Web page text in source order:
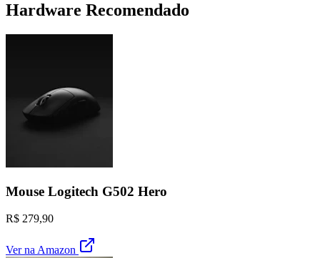
Hardware Recomendado
Mouse Logitech G502 Hero
R$ 279,90
Ver na Amazon